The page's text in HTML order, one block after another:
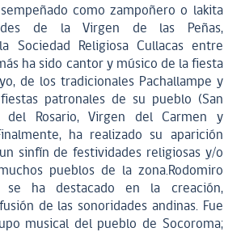
como zampoñero o lakita
de la Virgen de las Peñas,
Sociedad Religiosa Cullacas entre
ha sido cantor y músico de la fiesta
de los tradicionales Pachallampe y
patronales de su pueblo (San
del Rosario, Virgen del Carmen y
ha realizado su aparición
sinfín de festividades religiosas y/o
pueblos de la zona.Rodomiro
se ha destacado en la creación,
de las sonoridades andinas. Fue
musical del pueblo de Socoroma;